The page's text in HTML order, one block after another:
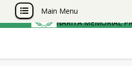
Main Menu成田記念陽子
NARITA MEMORIAL